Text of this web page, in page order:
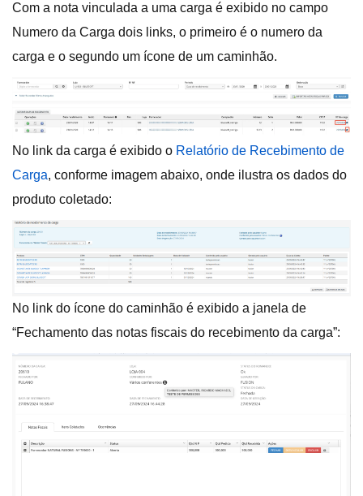
Com a nota vinculada a uma carga é exibido no campo
Numero da Carga dois links, o primeiro é o numero da
carga e o segundo um ícone de um caminhão.
No link da carga é exibido o Relatório de Recebimento de
Carga, conforme imagem abaixo, onde ilustra os dados do
produto coletado:
No link do ícone do caminhão é exibido a janela de
“Fechamento das notas fiscais do recebimento da carga”: